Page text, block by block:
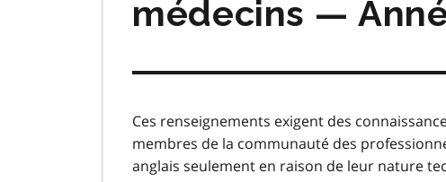
médecins —
Ces renseignements exigent des
membres de la communauté des
anglais seulement en raison de leur nature